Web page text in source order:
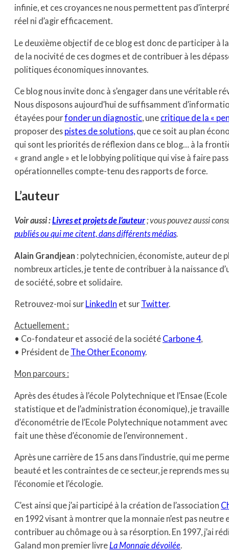
infinie, et ces croyances ne nous permettent pas
réel ni d’agir efficacement.
Le deuxième objectif de ce blog est donc de participer à
de la nocivité de ces dogmes et de contribuer à les
politiques économiques innovantes.
Ce blog nous invite donc à s’engager dans une véritable
Nous disposons aujourd’hui de suffisamment
étayées pourfonder un diagnostic, une critique de la «
proposer des pistes de solutions, que ce soit au plan
qui sont les priorités de réflexion dans ce blog… à la
« grand angle » et le lobbying politique qui vise à faire
opérationnelles compte-tenu des rapports de force.
L’auteur
Voir aussi :Livres et projets de l’auteur; vous pouvez aussi
publiés ou qui me citent, dans différents médias.
Alain Grandjean : polytechnicien, économiste, auteur de
nombreux articles, je tente de contribuer à la naissance
de société, sobre et solidaire.
Retrouvez-moi sur LinkedIn et sur Twitter.
Actuellement :
• Co-fondateur et associé de la société Carbone 4,
• Président de The Other Economy.
Mon parcours :
Après des études à l’école Polytechnique et l’Ensae
statistique et de l’administration économique), je
d’économétrie de l’Ecole Polytechnique notamment
fait une thèse d’économie de l’environnement .
Après une carrière de 15 ans dans l’industrie, qui me
beauté et les contraintes de ce secteur, je reprends mes
l’économie et l’écologie.
C’est ainsi que j’ai participé à la création de l’association
en 1992 visant à montrer que la monnaie n’est pas neutre
contribuer au chômage ou à sa résorption. En 1997, j’ai
Galand mon premier livre La Monnaie dévoilée.